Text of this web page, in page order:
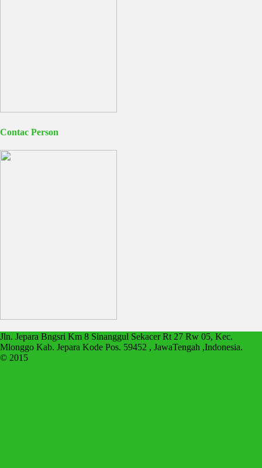
Contac Person
Jln. Jepara Bngsri Km 8 Sinanggul Sekacer Rt 27 Rw 05, Kec.
Mlonggo Kab. Jepara Kode Pos. 59452 , JawaTengah ,Indonesia.
© 2015